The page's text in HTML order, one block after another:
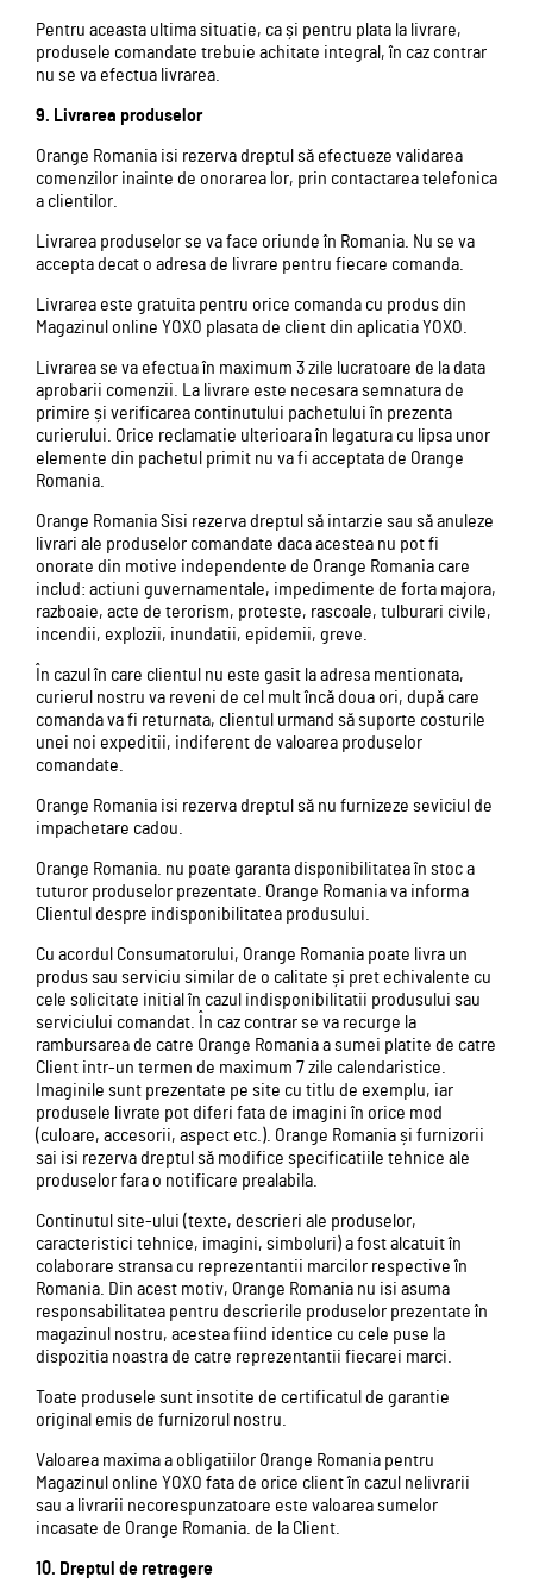
Pentru aceasta ultima situatie, ca și pentru plata la livrare,
produsele comandate trebuie achitate integral, în caz contrar
nu se va efectua livrarea.
9. Livrarea produselor
Orange Romania isi rezerva dreptul să efectueze validarea
comenzilor inainte de onorarea lor, prin contactarea telefonica
a clientilor.
Livrarea produselor se va face oriunde în Romania. Nu se va
accepta decat o adresa de livrare pentru fiecare comanda.
Livrarea este gratuita pentru orice comanda cu produs din
Magazinul online YOXO plasata de client din aplicatia YOXO.
Livrarea se va efectua în maximum 3 zile lucratoare de la data
aprobarii comenzii. La livrare este necesara semnatura de
primire și verificarea continutului pachetului în prezenta
curierului. Orice reclamatie ulterioara în legatura cu lipsa unor
elemente din pachetul primit nu va fi acceptata de Orange
Romania.
Orange Romania Sisi rezerva dreptul să intarzie sau să anuleze
livrari ale produselor comandate daca acestea nu pot fi
onorate din motive independente de Orange Romania care
includ: actiuni guvernamentale, impedimente de forta majora,
razboaie, acte de terorism, proteste, rascoale, tulburari civile,
incendii, explozii, inundatii, epidemii, greve.
În cazul în care clientul nu este gasit la adresa mentionata,
curierul nostru va reveni de cel mult încă doua ori, după care
comanda va fi returnata, clientul urmand să suporte costurile
unei noi expeditii, indiferent de valoarea produselor
comandate.
Orange Romania isi rezerva dreptul să nu furnizeze seviciul de
impachetare cadou.
Orange Romania. nu poate garanta disponibilitatea în stoc a
tuturor produselor prezentate. Orange Romania va informa
Clientul despre indisponibilitatea produsului.
Cu acordul Consumatorului, Orange Romania poate livra un
produs sau serviciu similar de o calitate și pret echivalente cu
cele solicitate initial în cazul indisponibilitatii produsului sau
serviciului comandat. În caz contrar se va recurge la
rambursarea de catre Orange Romania a sumei platite de catre
Client intr-un termen de maximum 7 zile calendaristice.
Imaginile sunt prezentate pe site cu titlu de exemplu, iar
produsele livrate pot diferi fata de imagini în orice mod
(culoare, accesorii, aspect etc.). Orange Romania și furnizorii
sai isi rezerva dreptul să modifice specificatiile tehnice ale
produselor fara o notificare prealabila.
Continutul site-ului (texte, descrieri ale produselor,
caracteristici tehnice, imagini, simboluri) a fost alcatuit în
colaborare stransa cu reprezentantii marcilor respective în
Romania. Din acest motiv, Orange Romania nu isi asuma
responsabilitatea pentru descrierile produselor prezentate în
magazinul nostru, acestea fiind identice cu cele puse la
dispozitia noastra de catre reprezentantii fiecarei marci.
Toate produsele sunt insotite de certificatul de garantie
original emis de furnizorul nostru.
Valoarea maxima a obligatiilor Orange Romania pentru
Magazinul online YOXO fata de orice client în cazul nelivrarii
sau a livrarii necorespunzatoare este valoarea sumelor
incasate de Orange Romania. de la Client.
10. Dreptul de retragere